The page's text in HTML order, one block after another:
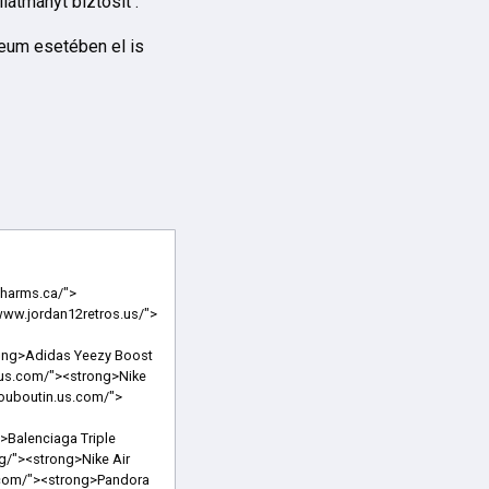
esetében el is
NMD</strong></a> <a href="https://www.pandorajewellery.us.com/"><strong>Pandora Jewelry</strong></a> <a href="https://www.jordan11ssneakers.us/"><strong>Jordan 11s</strong></a> <a href="https://www.airjordan3s.us/"><strong>Jordan 3s</strong></a> <a href="https://www.jordans-4.us/"><strong>Jordans 4</strong></a> <a href="https://www.jordansretro3.us/"><strong>Jordan Retro 3</strong></a> <a href="https://www.outletgoldengoose.us.com/"><strong>Golden Goose Sneakers Outlet</strong></a> <a href="https://www.jordanscheapshoes.us/"><strong>Cheap Jordans</strong></a> <a href="https://www.goldengooseshoess.us.com/"><strong>Golden Goose Shoes Men</strong></a> <a href="https://www.jacketsmoncleroutlet.us.com/"><strong>Jackets Moncler</strong></a> <a href=